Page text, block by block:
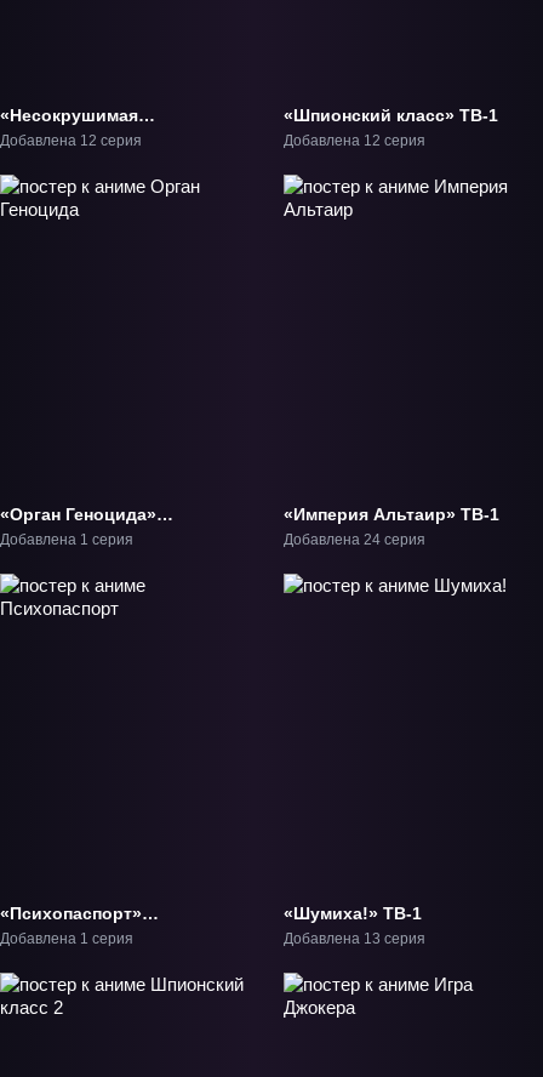
«Несокрушимая
механическая кукла»
Добавлена 12 серия
«Шпионский класс» ТВ-1
Добавлена 12 серия
«Орган Геноцида»
Фильм-1
Добавлена 1 серия
«Империя Альтаир» ТВ-1
Добавлена 24 серия
«Психопаспорт»
Фильм-1
Добавлена 1 серия
«Шумиха!» ТВ-1
Добавлена 13 серия